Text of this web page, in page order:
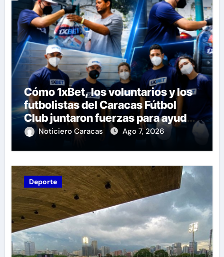
Cómo 1xBet, los voluntarios y los
futbolistas del Caracas Fútbol
Club juntaron fuerzas para ayudar
a las familias de Venezuela
Noticiero Caracas Ago 7, 2026
Deporte